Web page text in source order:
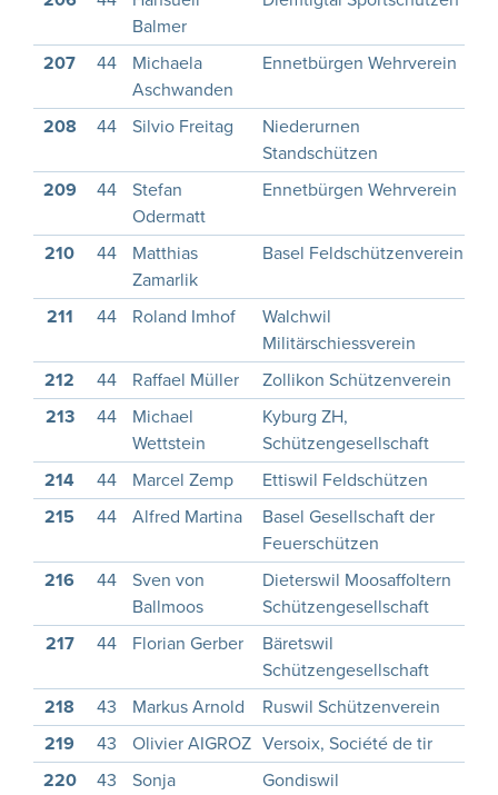
Balmer
207 44
Michaela
Aschwanden
Ennetbürgen Wehrverein
208 44 Silvio Freitag
Niederurnen
Standschützen
209 44
Stefan
Odermatt
Ennetbürgen Wehrverein
210 44
Matthias
Zamarlik
Basel Feldschützenverein
211 44 Roland Imhof
Walchwil
Militärschiessverein
212 44 Raffael Müller Zollikon Schützenverein
213
44
Michael
Wettstein
Kyburg ZH,
Schützengesellschaft
214 44 Marcel Zemp Ettiswil Feldschützen
215
44 Alfred Martina
Basel Gesellschaft der
Feuerschützen
216 44
Sven von
Ballmoos
Dieterswil Moosaffoltern
Schützengesellschaft
217 44 Florian Gerber
Bäretswil
Schützengesellschaft
218 43 Markus Arnold Ruswil Schützenverein
219
43 Olivier AIGROZ Versoix, Société de tir
220
43
Sonja
Gondiswil